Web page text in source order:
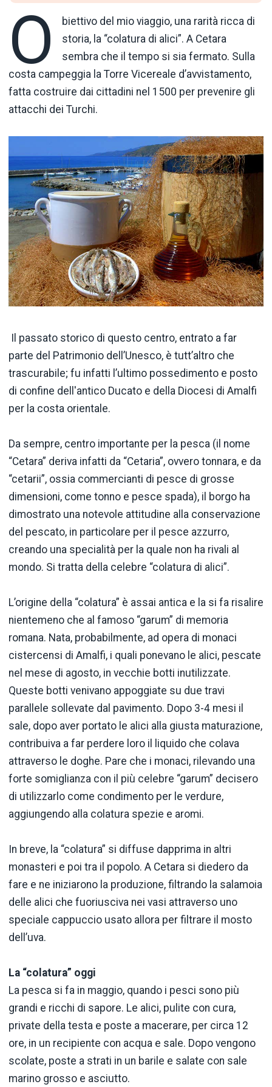
O
biettivo del mio viaggio, una rarità ricca di
storia, la “colatura di alici”. A Cetara
sembra che il tempo si sia fermato. Sulla
costa campeggia la Torre Vicereale d’avvistamento,
fatta costruire dai cittadini nel 1500 per prevenire gli
attacchi dei Turchi.
Il passato storico di questo centro, entrato a far
parte del Patrimonio dell’Unesco, è tutt’altro che
trascurabile; fu infatti l’ultimo possedimento e posto
di confine dell'antico Ducato e della Diocesi di Amalfi
per la costa orientale.
Da sempre, centro importante per la pesca (il nome
“Cetara” deriva infatti da “Cetaria”, ovvero tonnara, e da
“cetarii”, ossia commercianti di pesce di grosse
dimensioni, come tonno e pesce spada), il borgo ha
dimostrato una notevole attitudine alla conservazione
del pescato, in particolare per il pesce azzurro,
creando una specialità per la quale non ha rivali al
mondo. Si tratta della celebre “colatura di alici”.
L’origine della “colatura” è assai antica e la si fa risalire
nientemeno che al famoso “garum” di memoria
romana. Nata, probabilmente, ad opera di monaci
cistercensi di Amalfi, i quali ponevano le alici, pescate
nel mese di agosto, in vecchie botti inutilizzate.
Queste botti venivano appoggiate su due travi
parallele sollevate dal pavimento. Dopo 3-4 mesi il
sale, dopo aver portato le alici alla giusta maturazione,
contribuiva a far perdere loro il liquido che colava
attraverso le doghe. Pare che i monaci, rilevando una
forte somiglianza con il più celebre “garum” decisero
di utilizzarlo come condimento per le verdure,
aggiungendo alla colatura spezie e aromi.
In breve, la “colatura” si diffuse dapprima in altri
monasteri e poi tra il popolo. A Cetara si diedero da
fare e ne iniziarono la produzione, filtrando la salamoia
delle alici che fuoriusciva nei vasi attraverso uno
speciale cappuccio usato allora per filtrare il mosto
dell’uva.
La “colatura” oggi
La pesca si fa in maggio, quando i pesci sono più
grandi e ricchi di sapore. Le alici, pulite con cura,
private della testa e poste a macerare, per circa 12
ore, in un recipiente con acqua e sale. Dopo vengono
scolate, poste a strati in un barile e salate con sale
marino grosso e asciutto.